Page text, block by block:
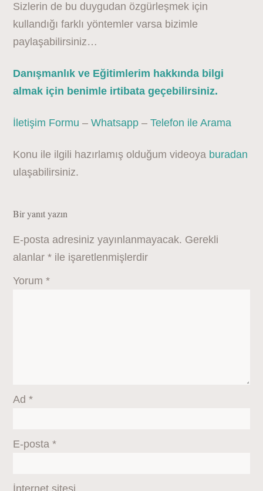
Sizlerin de bu duygudan özgürleşmek için
kullandığı farklı yöntemler varsa bizimle
paylaşabilirsiniz…
Danışmanlık ve Eğitimlerim hakkında bilgi
almak için benimle irtibata geçebilirsiniz.
İletişim Formu –Whatsapp –Telefon ile Arama
Konu ile ilgili hazırlamış olduğum videoya buradan
ulaşabilirsiniz.
Bir yanıt yazın
E-posta adresiniz yayınlanmayacak. Gerekli
alanlar* ile işaretlenmişlerdir
Yorum*
Ad*
E-posta*